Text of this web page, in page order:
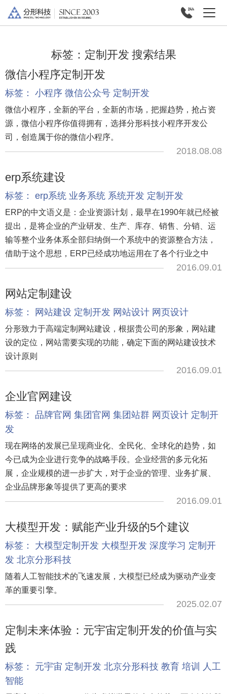
标签： 定制开发 搜索结果
微信小程序定制开发
标签： 小程序 微信公众号 定制开发
微信小程序，全新的平台，全新的市场，把握趋势，抢占资
源，微信小程序你值得拥有，选择分形科技小程序开发公
司，创造属于你的微信小程序。
2018.08.08
erp系统建设
标签： erp系统 业务系统 系统开发 定制开发
ERP的中文语义是：企业资源计划，最早在1990年就已经被
提出，是将企业的产业研发、生产、库存、销售、分销、运
输等整个业务体系全部归纳倒一个系统中的资源整合方法，
借助于这个思想，ERP已经成功地运用在了各个行业之中
2016.09.01
网站定制建设
标签： 网站建设 定制开发 网站设计 网页设计
分形致力于高端定制网站建设，根据贵公司的形象，网站建
设的定位，网站需要实现的功能，确定下面的网站建设技术
设计原则
2016.09.01
企业官网建设
标签： 品牌官网 集团官网 集团站群 网页设计 定制开
发
现在网络的发展已呈现商业化、全民化、全球化的趋势，如
今已成为企业进行竞争的战略手段。企业经营的多元化拓
展，企业规模的进一步扩大，对于企业的管理、业务扩展、
企业品牌形象等提供了更高的要求
2016.09.01
大模型开发：赋能产业升级的5个建议
标签： 大模型定制开发 大模型开发 深度学习 定制开
发 北京分形科技
随着人工智能技术的飞速发展，大模型已经成为驱动产业变
革的重要引擎。
2025.02.07
定制未来体验：元宇宙定制开发的价值与实
践
标签： 元宇宙 定制开发 北京分形科技 教育 培训
人工
智能